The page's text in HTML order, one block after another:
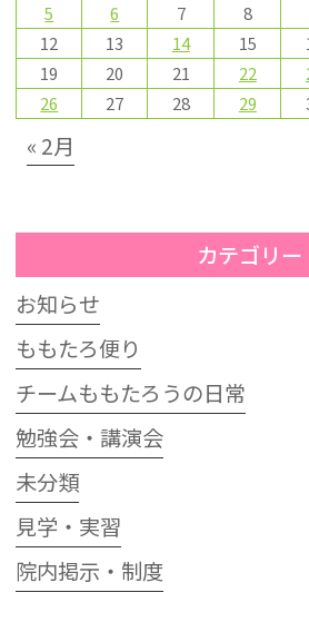
5
6 7 8
12
13 14 15
19
20 21 22
26
27 28 29
« 2月
カテゴリー
お知らせ
ももたろ便り
チームももたろうの日常
勉強会・講演会
未分類
見学・実習
院内掲示・制度